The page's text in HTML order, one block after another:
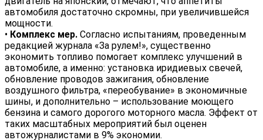
автомобиля достаточно скромны, при увеличившейся
мощности.
• Комплекс мер. Согласно испытаниям, проведенным
редакцией журнала «За рулем!», существенно
экономить топливо помогает комплекс улучшений в
автомобиле, а именно: установка иридиевых свечей,
обновление проводов зажигания, обновление
воздушного фильтра, «переобувание» в экономичные
шины, и дополнительно – использование моющего
бензина и самого дорогого моторного масла. Эффект от
таких масштабных мероприятий был оценен
автожурналистами в 9% экономии.